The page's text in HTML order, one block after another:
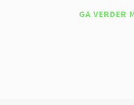
GA VERDER